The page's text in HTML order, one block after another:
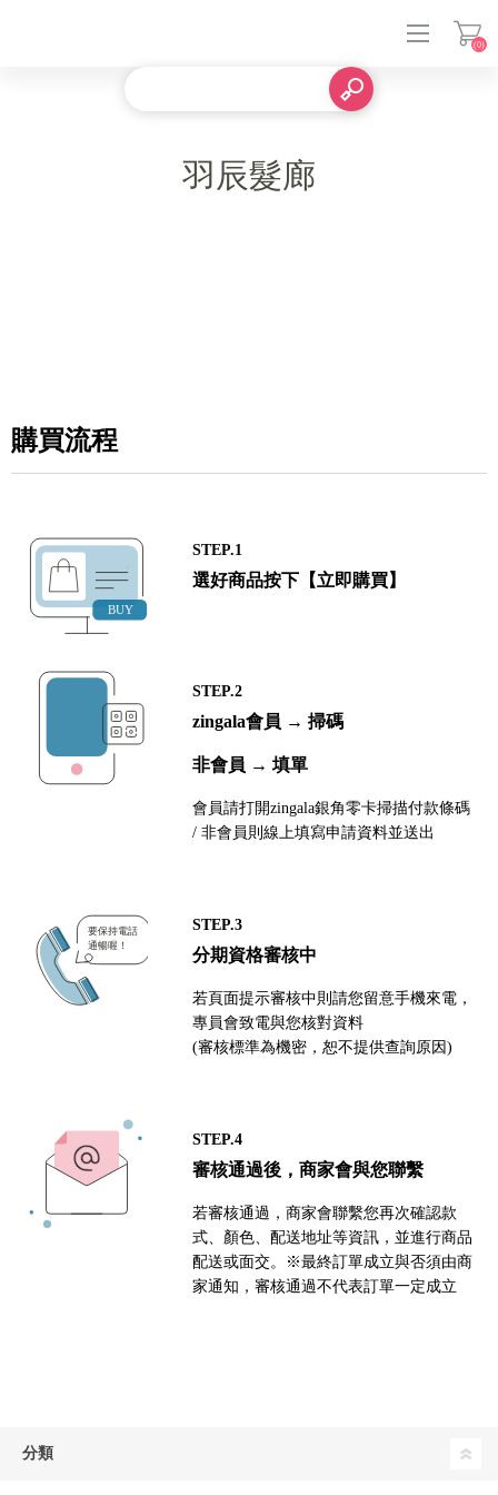
(0)
羽辰髮廊
購買流程
STEP.1
選好商品按下【立即購買】
STEP.2
zingala會員 → 掃碼
非會員 → 填單
會員請打開zingala銀角零卡掃描付款條碼
/ 非會員則線上填寫申請資料並送出
STEP.3
分期資格審核中
若頁面提示審核中則請您留意手機來電，
專員會致電與您核對資料
(審核標準為機密，恕不提供查詢原因)
STEP.4
審核通過後，商家會與您聯繫
若審核通過，商家會聯繫您再次確認款
式、顏色、配送地址等資訊，並進行商品
配送或面交。※最終訂單成立與否須由商
家通知，審核通過不代表訂單一定成立
分類